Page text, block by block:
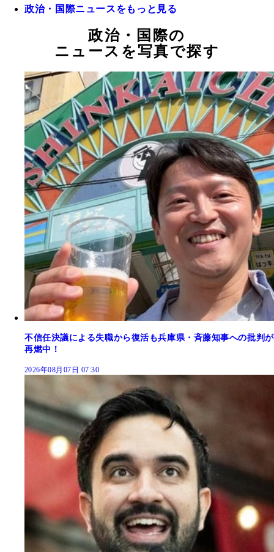
政治・国際ニュースをもっと見る
政治・国際の
ニュースを写真で探す
不信任決議による失職から復活も兵庫県・斉藤知事への批判が
再燃中！
2026年08月07日 07:30